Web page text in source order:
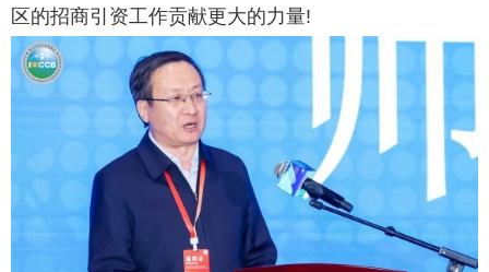
区的招商引资工作贡献更大的力量!